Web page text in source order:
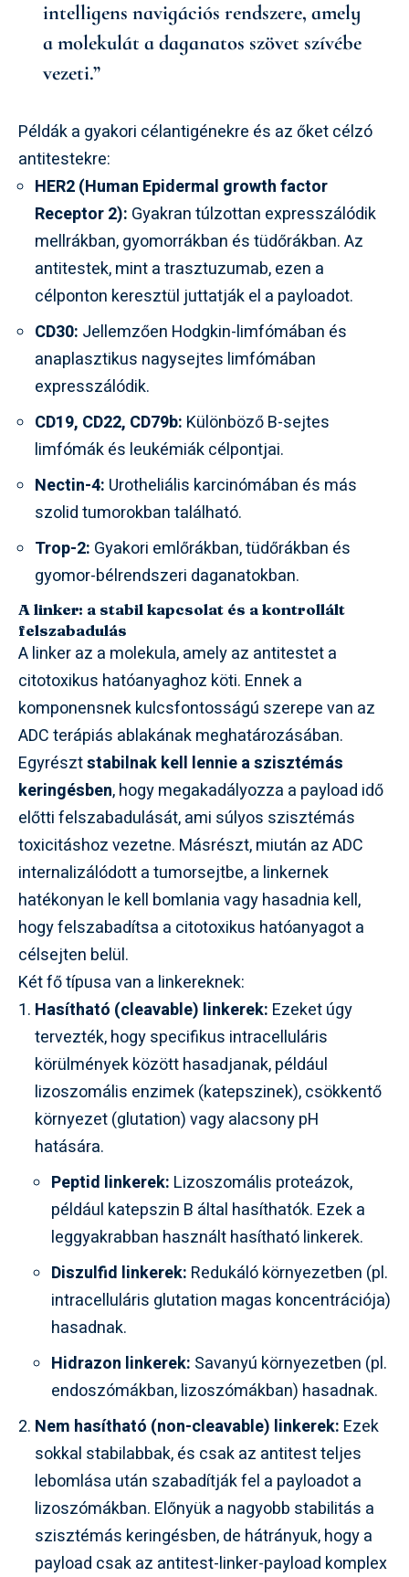
intelligens navigációs rendszere, amely
a molekulát a daganatos szövet szívébe
vezeti.”
Példák a gyakori célantigénekre és az őket célzó
antitestekre:
HER2 (Human Epidermal growth factor
Receptor 2): Gyakran túlzottan expresszálódik
mellrákban, gyomorrákban és tüdőrákban. Az
antitestek, mint a trasztuzumab, ezen a
célponton keresztül juttatják el a payloadot.
CD30: Jellemzően Hodgkin-limfómában és
anaplasztikus nagysejtes limfómában
expresszálódik.
CD19, CD22, CD79b: Különböző B-sejtes
limfómák és leukémiák célpontjai.
Nectin-4: Urotheliális karcinómában és más
szolid tumorokban található.
Trop-2: Gyakori emlőrákban, tüdőrákban és
gyomor-bélrendszeri daganatokban.
A linker: a stabil kapcsolat és a kontrollált
felszabadulás
A linker az a molekula, amely az antitestet a
citotoxikus hatóanyaghoz köti. Ennek a
komponensnek kulcsfontosságú szerepe van az
ADC terápiás ablakának meghatározásában.
Egyrésztstabilnak kell lennie a szisztémás
keringésben, hogy megakadályozza a payload idő
előtti felszabadulását, ami súlyos szisztémás
toxicitáshoz vezetne. Másrészt, miután az ADC
internalizálódott a tumorsejtbe, a linkernek
hatékonyan le kell bomlania vagy hasadnia kell,
hogy felszabadítsa a citotoxikus hatóanyagot a
célsejten belül.
Két fő típusa van a linkereknek:
Hasítható (cleavable) linkerek: Ezeket úgy
tervezték, hogy specifikus intracelluláris
körülmények között hasadjanak, például
lizoszomális enzimek (katepszinek), csökkentő
környezet (glutation) vagy alacsony pH
hatására.
Peptid linkerek: Lizoszomális proteázok,
például katepszin B által hasíthatók. Ezek a
leggyakrabban használt hasítható linkerek.
Diszulfid linkerek: Redukáló környezetben (pl.
intracelluláris glutation magas koncentrációja)
hasadnak.
Hidrazon linkerek: Savanyú környezetben (pl.
endoszómákban, lizoszómákban) hasadnak.
Nem hasítható (non-cleavable) linkerek: Ezek
sokkal stabilabbak, és csak az antitest teljes
lebomlása után szabadítják fel a payloadot a
lizoszómákban. Előnyük a nagyobb stabilitás a
szisztémás keringésben, de hátrányuk, hogy a
payload csak az antitest-linker-payload komplex